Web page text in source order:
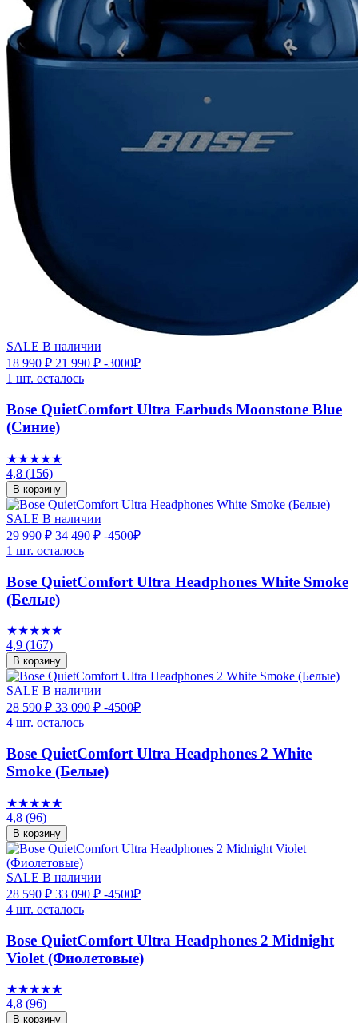
SALE В наличии
18 990 ₽ 21 990 ₽ -3000₽
1 шт. осталось
Bose QuietComfort Ultra Earbuds Moonstone Blue
(Синие)
★★★★★
4,8 (156)
В корзину
SALE В наличии
29 990 ₽ 34 490 ₽ -4500₽
1 шт. осталось
Bose QuietComfort Ultra Headphones White Smoke
(Белые)
★★★★★
4,9 (167)
В корзину
SALE В наличии
28 590 ₽ 33 090 ₽ -4500₽
4 шт. осталось
Bose QuietComfort Ultra Headphones 2 White
Smoke (Белые)
★★★★★
4,8 (96)
В корзину
SALE В наличии
28 590 ₽ 33 090 ₽ -4500₽
4 шт. осталось
Bose QuietComfort Ultra Headphones 2 Midnight
Violet (Фиолетовые)
★★★★★
4,8 (96)
В корзину